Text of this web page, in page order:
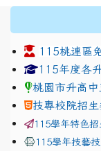
115桃連區
link to https://
115年度各
桃園市升高
技專校院招
115學年特色
115學年技藝